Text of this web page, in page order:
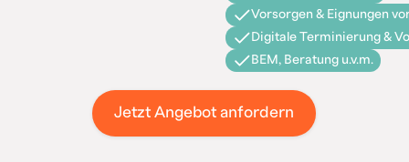
Vorsorgen & Eignungen
Digitale Terminierung &
BEM, Beratung u.v.m.
Jetzt Angebot anfordern